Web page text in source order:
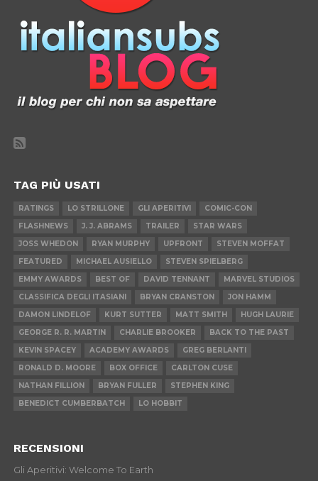
TAG PIÙ USATI
RATINGS LO STRILLONE GLI APERITIVI
COMIC-CON
FLASHNEWS
J. J. ABRAMS TRAILER
STAR WARS
JOSS WHEDON
RYAN MURPHY UPFRONT
STEVEN MOFFAT
FEATURED
MICHAEL AUSIELLO
STEVEN SPIELBERG
EMMY AWARDS
BEST OF DAVID TENNANT
MARVEL STUDIOS
CLASSIFICA DEGLI ITASIANI
BRYAN CRANSTON
JON HAMM
DAMON LINDELOF
KURT SUTTER MATT SMITH
HUGH LAURIE
GEORGE R. R. MARTIN
CHARLIE BROOKER
BACK TO THE PAST
KEVIN SPACEY
ACADEMY AWARDS
GREG BERLANTI
RONALD D. MOORE
BOX OFFICE
CARLTON CUSE
NATHAN FILLION
BRYAN FULLER
STEPHEN KING
BENEDICT CUMBERBATCH
LO HOBBIT
RECENSIONI
Gli Aperitivi: Welcome To Earth